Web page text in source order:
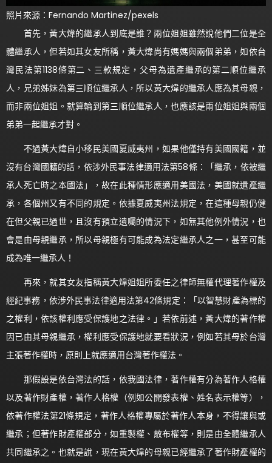
照片來源：Fernando Martinez/pexels
首先，黃大煒的繼承人到底是誰？兩位姐姐雖然說他們二位是全
體繼承人，但若如其女友所稱，黃大煒尚有媽媽與兩個弟弟，如依台
灣民法第1138條第二、三款規定，父母為遺產繼承的第二順位繼承
人，兄弟姊妹為第三順位繼承人，所以黃大煒的繼承人應為其母親，
而非兩位姐姐。就算輪到第三順位繼承人，也應該是兩位姐姐與兩個
弟弟一起繼承才對。
不過黃大煒自小移民美國夏威夷州，如果他僅持有美國國籍，並
沒有台灣國籍的話，依涉外民事法律適用法第58條：「繼承，依被繼
承人死亡時之本國法」，故在此種情形應適用美國法，美國就遺產繼
承，各個州又有不同的規定。依據夏威夷州法規定，在這種母親仍健
在但父親已過世，且沒有預立遺囑的情況下，如無其他例外情況，也
會是由母親繼承，所以母親極有可能成為法定繼承人之一，甚至可能
成為唯一繼承人！
再來，就其女友指稱黃大煒姐姐所委任之律師無權代理著作權及
經紀事務，依涉外民事法律適用法第42條規定：「以智慧財產為標的
之權利，依該權利應受保護地之法律。」若依前述，黃大煒的著作權
因已由其母親繼承，權利應受保護地就要看狀況，例如若其母於台灣
主張著作權時，原則上就應適用台灣著作權法。
那假設是依台灣法的話，依我國法律，著作權有分為著作人格權
以及著作財產權，著作人格權（例如公開發表權、姓名表示權等），
依著作權法第21條規定，著作人格權專屬於著作人本身，不得讓與或
繼承；但著作財產權部分，如重製權、散布權等，則是由全體繼承人
共同繼承之。也就是說，現在黃大煒的母親已經繼承了著作財產權的